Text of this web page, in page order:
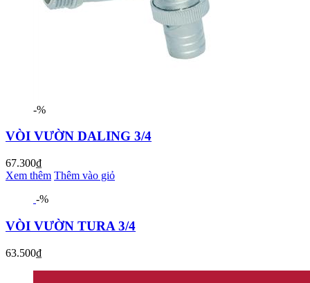
-%
VÒI VƯỜN DALING 3/4
67.300₫
Xem thêm Thêm vào giỏ
-%
VÒI VƯỜN TURA 3/4
63.500₫